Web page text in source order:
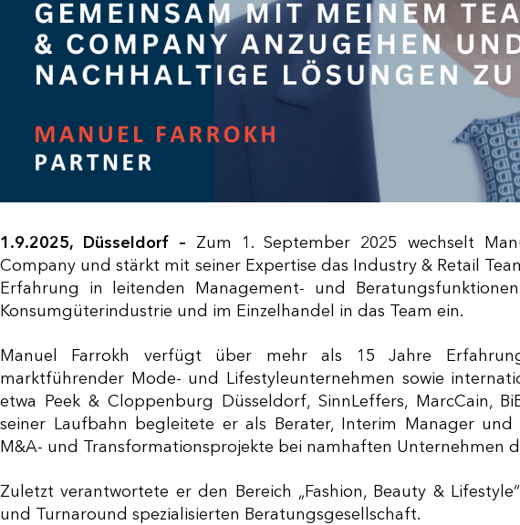
1.9.2025, Düsseldorf – Zum 1. September 2025 wechselt
Company und stärkt mit seiner Expertise das Industry & Retail
Erfahrung in leitenden Management- und
Konsumgüterindustrie und im Einzelhandel in das Team ein.
Manuel Farrokh verfügt über mehr als 15 Jahre
marktführender Mode- und Lifestyleunternehmen sowie
etwa Peek & Cloppenburg Düsseldorf, SinnLeffers, MarcCain,
seiner Laufbahn begleitete er als Berater, Interim Manager und
M&A- und Transformationsprojekte bei namhaften Unternehmen
Zuletzt verantwortete er den Bereich „Fashion, Beauty &
und Turnaround spezialisierten Beratungsgesellschaft.